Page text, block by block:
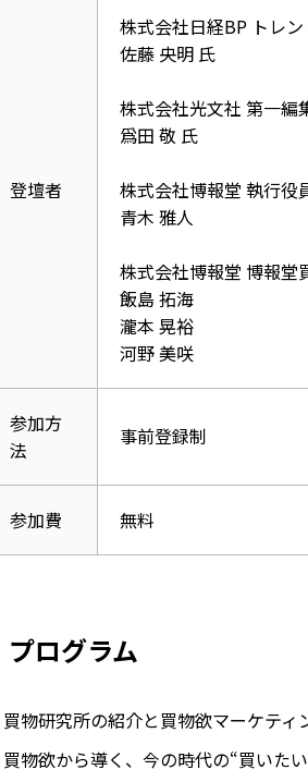
登壇者
株式会社日経BP トレ
佐藤 央明 氏
株式会社光文社 第一編
爲田 敬 氏
株式会社博報堂 執行役
青木 雅人
株式会社博報堂 博報堂
飯島 拓海
瀧本 晃裕
河野 美咲
参加方
法
事前登録制
参加費 無料
プログラム
買物研究所の紹介と買物欲マーケティ
買物欲から導く、今の時代の“買いた